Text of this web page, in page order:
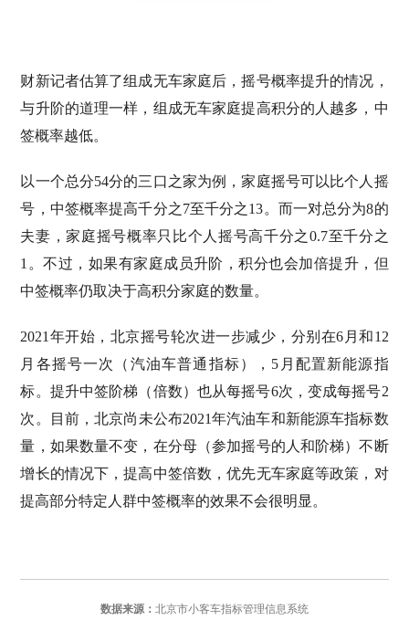
财新记者估算了组成无车家庭后，摇号概率提升的情况，
与升阶的道理一样，组成无车家庭提高积分的人越多，中
签概率越低。
以一个总分54分的三口之家为例，家庭摇号可以比个人摇
号，中签概率提高千分之7至千分之13。而一对总分为8的
夫妻，家庭摇号概率只比个人摇号高千分之0.7至千分之
1。不过，如果有家庭成员升阶，积分也会加倍提升，但
中签概率仍取决于高积分家庭的数量。
2021年开始，北京摇号轮次进一步减少，分别在6月和12
月各摇号一次（汽油车普通指标），5月配置新能源指
标。提升中签阶梯（倍数）也从每摇号6次，变成每摇号2
次。目前，北京尚未公布2021年汽油车和新能源车指标数
量，如果数量不变，在分母（参加摇号的人和阶梯）不断
增长的情况下，提高中签倍数，优先无车家庭等政策，对
提高部分特定人群中签概率的效果不会很明显。
数据来源： 北京市小客车指标管理信息系统